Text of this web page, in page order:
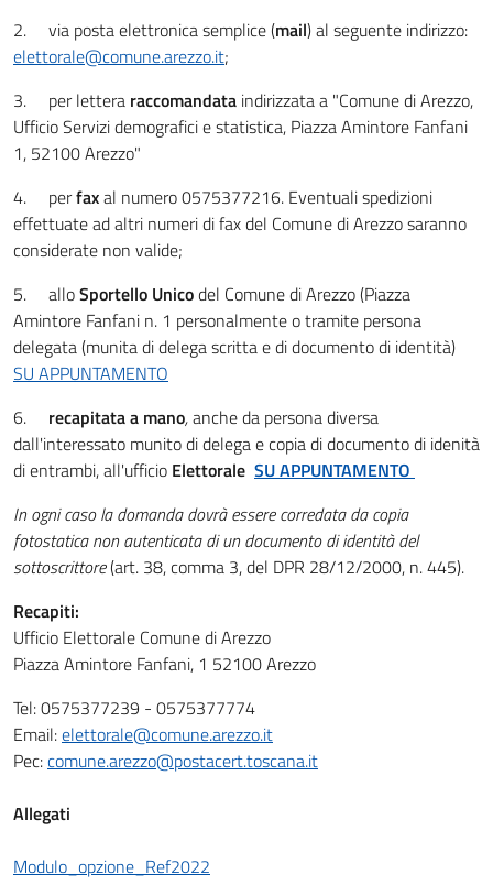
2. via posta elettronica semplice (mail) al seguente indirizzo:
elettorale@comune.arezzo.it;
3. per lettera raccomandata indirizzata a "Comune di Arezzo,
Ufficio Servizi demografici e statistica, Piazza Amintore Fanfani
1, 52100 Arezzo"
4. perfaxal numero 0575377216. Eventuali spedizioni
effettuate ad altri numeri di fax del Comune di Arezzo saranno
considerate non valide;
5. alloSportello Unicodel Comune di Arezzo (Piazza
Amintore Fanfani n. 1 personalmente o tramite persona
delegata (munita di delega scritta e di documento di identità)
SU APPUNTAMENTO
6. recapitata a mano,anche da persona diversa
dall'interessato munito di delega e copia di documento di idenità
di entrambi, all'ufficio Elettorale SU APPUNTAMENTO
In ogni caso la domanda dovrà essere corredata da copia
fotostatica non autenticata di un documento di identità del
sottoscrittore(art. 38, comma 3, del DPR 28/12/2000, n. 445).
Recapiti:
Ufficio Elettorale Comune di Arezzo
Piazza Amintore Fanfani, 1 52100 Arezzo
Tel: 0575377239 - 0575377774
Email:elettorale@comune.arezzo.it
Pec:comune.arezzo@postacert.toscana.it
Allegati
Modulo_opzione_Ref2022